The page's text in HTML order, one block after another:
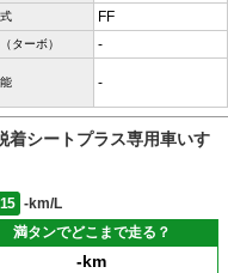
FF
ターボ） -
-
着シートプラス専用車いす
-km/L
満タンでどこまで走る？
-km